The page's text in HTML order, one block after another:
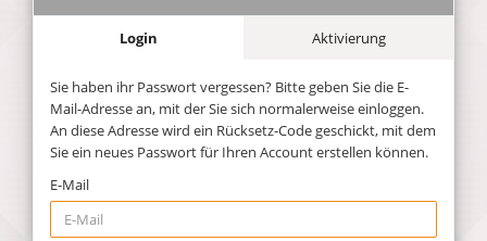
Login Aktivierung
Sie haben ihr Passwort vergessen? Bitte geben Sie die E-
Mail-Adresse an, mit der Sie sich normalerweise einloggen.
An diese Adresse wird ein Rücksetz-Code geschickt, mit dem
Sie ein neues Passwort für Ihren Account erstellen können.
E-Mail